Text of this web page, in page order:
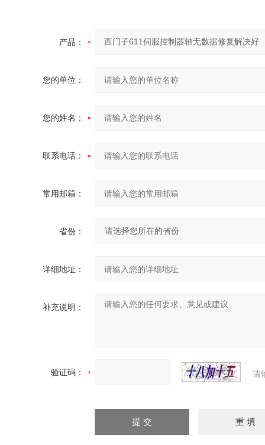
产品：
您的单位：
您的姓名：
联系电话：
常用邮箱：
省份：
详细地址：
补充说明：
验证码： 请